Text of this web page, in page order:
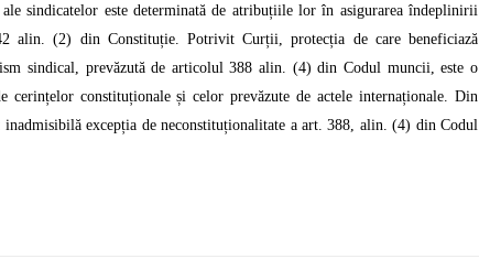
sindicatelor este determinată de atribuțiile lor în asigurarea îndeplinirii
alin. (2) din Constituție. Potrivit Curții, protecția de care beneficiază
sindical, prevăzută de articolul 388 alin. (4) din Codul muncii, este o
cerințelor constituționale și celor prevăzute de actele internaționale. Din
inadmisibilă excepția de neconstituționalitate a art. 388, alin. (4) din Codul